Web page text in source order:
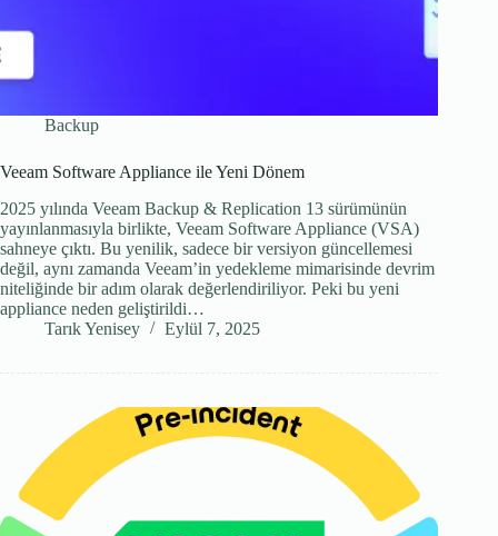
Backup
Veeam Software Appliance ile Yeni Dönem
2025 yılında Veeam Backup & Replication 13 sürümünün
yayınlanmasıyla birlikte, Veeam Software Appliance (VSA)
sahneye çıktı. Bu yenilik, sadece bir versiyon güncellemesi
değil, aynı zamanda Veeam’in yedekleme mimarisinde devrim
niteliğinde bir adım olarak değerlendiriliyor. Peki bu yeni
appliance neden geliştirildi…
Tarık Yenisey
Eylül 7, 2025